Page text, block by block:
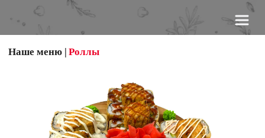
Наше меню | Роллы